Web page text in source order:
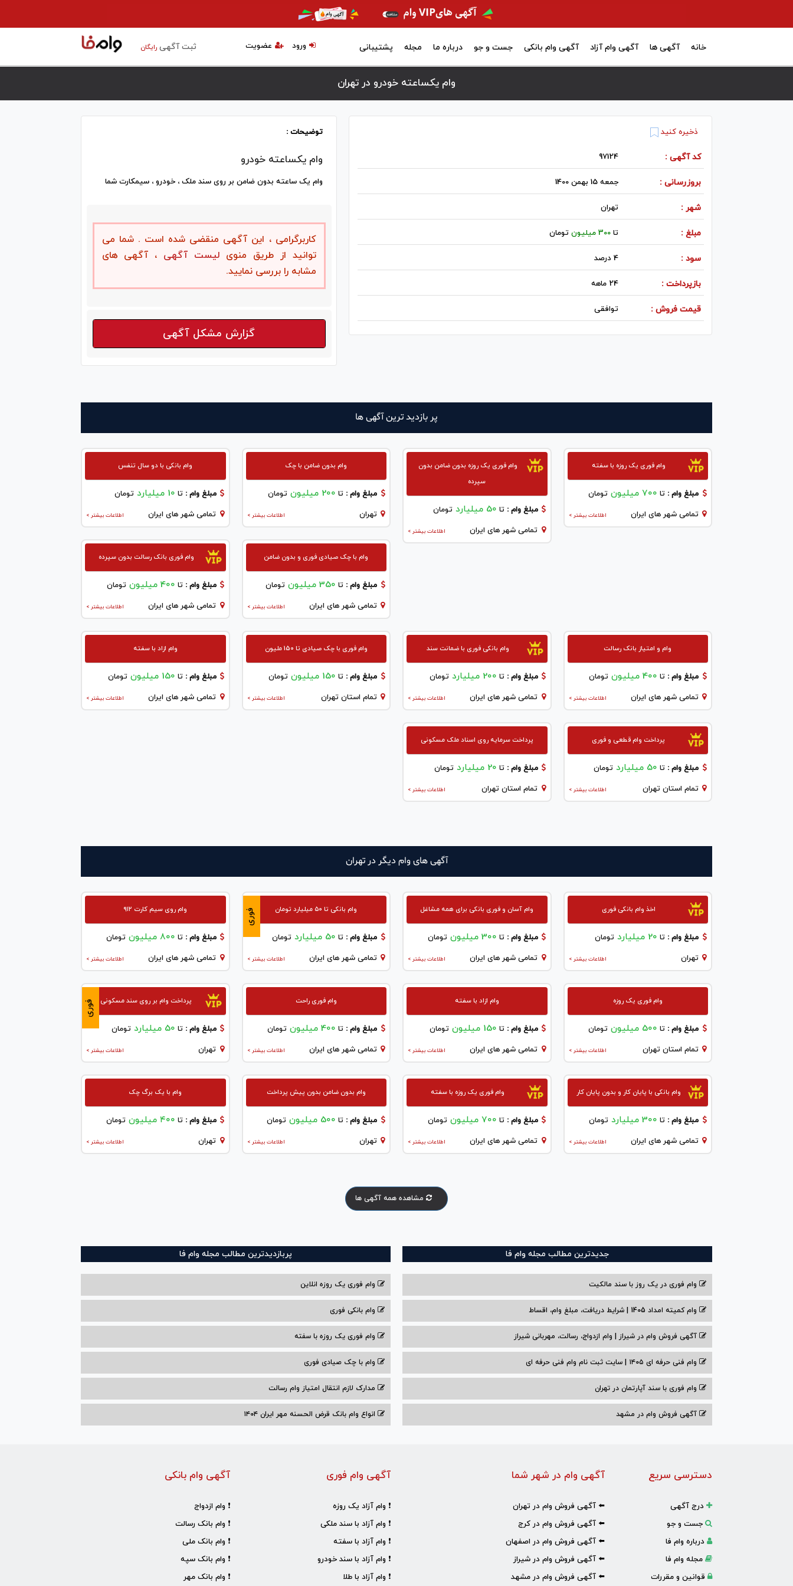
ثبت آگهیرایگان عضویت ورود خانه آگهی ها آگهی وام آزاد آگهی وام بانکی جست و جو درباره ما مجله پشتیبانی
وام یکساعته خودرو در تهران
ذخیره کنید
کد آگهی : 97124
بروزرسانی : جمعه 15 بهمن 1400
شهر : تهران
مبلغ : تا300 میلیون تومان
سود : 4 درصد
بازپرداخت : 24 ماهه
قیمت فروش : توافقی
توضیحات :
وام یکساعته خودرو
وام‌ یک ساعته بدون ضامن بر روی سند ملک ، خودرو ، سیمکارت شما
کاربرگرامی ، این آگهی منقضی شده است . شما می
توانید از طریق منوی لیست آگهی ، آگهی های
مشابه را بررسی نمایید.
گزارش مشکل آگهی
پر بازدید ترین آگهی ها
وام فوری یک روزه با سفته
مبلغ وام : تا 700 میلیون تومان
اطلاعات بیشتر > تمامی شهر های ایران
وام فوری یک روزه بدون ضامن بدون
سپرده
مبلغ وام :تا 50 میلیارد تومان
اطلاعات بیشتر > تمامی شهر های ایران
وام بدون ضامن با چک
مبلغ وام : تا 200 میلیون تومان
اطلاعات بیشتر > تهران
وام بانکی با دو سال تنفس
مبلغ وام :تا 10 میلیارد تومان
اطلاعات بیشتر > تمامی شهر های ایران
وام با چک صیادی فوری و بدون ضامن
مبلغ وام : تا 350 میلیون تومان
اطلاعات بیشتر > تمامی شهر های ایران
وام فوری بانک رسالت بدون سپرده
مبلغ وام :تا 400 میلیون تومان
اطلاعات بیشتر > تمامی شهر های ایران
وام و امتیاز بانک رسالت
مبلغ وام : تا 400 میلیون تومان
اطلاعات بیشتر > تمامی شهر های ایران
وام بانکی فوری با ضمانت سند
مبلغ وام :تا 200 میلیارد تومان
اطلاعات بیشتر > تمامی شهر های ایران
وام فوری با چک صیادی تا 150 ملیون
مبلغ وام : تا 150 میلیون تومان
اطلاعات بیشتر > تمام استان تهران
وام ازاد با سفته
مبلغ وام :تا 150 میلیون تومان
اطلاعات بیشتر > تمامی شهر های ایران
پرداخت وام قطعی و فوری
مبلغ وام : تا 50 میلیارد تومان
اطلاعات بیشتر > تمام استان تهران
پرداخت سرمایه روی اسناد ملک مسکونی
مبلغ وام :تا 20 میلیارد تومان
اطلاعات بیشتر > تمام استان تهران
آگهی های وام دیگر در تهران
اخذ وام بانکی فوری
مبلغ وام : تا 20 میلیارد تومان
اطلاعات بیشتر > تهران
وام آسان و فوری بانکی برای همه مشاغل
مبلغ وام :تا 300 میلیون تومان
اطلاعات بیشتر > تمامی شهر های ایران
فوری وام بانکی تا ۵۰ میلیارد تومان
مبلغ وام : تا 50 میلیارد تومان
اطلاعات بیشتر > تمامی شهر های ایران
وام روی سیم کارت ۹۱۲
مبلغ وام :تا 800 میلیون تومان
اطلاعات بیشتر > تمامی شهر های ایران
وام فوری یک روزه
مبلغ وام : تا 500 میلیون تومان
اطلاعات بیشتر > تمام استان تهران
وام ازاد با سفته
مبلغ وام :تا 150 میلیون تومان
اطلاعات بیشتر > تمامی شهر های ایران
وام فوری راحت
مبلغ وام : تا 400 میلیون تومان
اطلاعات بیشتر > تمامی شهر های ایران
فوری پرداخت وام بر روی سند مسکونی
مبلغ وام :تا 50 میلیارد تومان
اطلاعات بیشتر > تهران
وام بانکی با پایان کار و بدون پایان کار
مبلغ وام : تا 300 میلیارد تومان
اطلاعات بیشتر > تمامی شهر های ایران
وام فوری یک روزه با سفته
مبلغ وام :تا 700 میلیون تومان
اطلاعات بیشتر > تمامی شهر های ایران
وام بدون ضامن بدون پیش پرداخت
مبلغ وام : تا 500 میلیون تومان
اطلاعات بیشتر > تهران
وام با یک برگ چک
مبلغ وام :تا ۴۰۰ میلیون تومان
اطلاعات بیشتر > تهران
مشاهده همه آگهی ها
جدیدترین مطالب مجله وام فا
وام فوری در یک روز با سند مالکیت
وام کمیته امداد 1405 | شرایط دریافت، مبلغ وام، اقساط
آگهی فروش وام در شیراز | وام ازدواج، رسالت، مهربانی شیراز
وام فنی حرفه ای ۱۴۰۵ | سایت ثبت نام وام فنی حرفه ای
وام فوری با سند آپارتمان در تهران
آگهی فروش وام در مشهد
پربازدیدترین مطالب مجله وام فا
وام فوری یک روزه انلاین
وام بانکی فوری
وام فوری یک روزه با سفته
وام با‌ چک صیادی‌ فوری
مدارک لازم انتقال امتیاز وام رسالت
انواع وام بانک قرض الحسنه مهر ایران ۱۴۰۴
آگهی وام بانکی
❗ وام ازدواج
❗ وام بانک رسالت
❗ وام بانک ملی
❗ وام بانک سپه
❗ وام بانک مهر
آگهی وام فوری
❗ وام آزاد یک روزه
❗ وام آزاد با سند ملکی
❗ وام آزاد با سفته
❗ وام آزاد با سند خودرو
❗ وام آزاد با طلا
آگهی وام در شهر شما
⬅️ آگهی فروش وام در تهران
⬅️ آگهی فروش وام در کرج
⬅️ آگهی فروش وام در اصفهان
⬅️ آگهی فروش وام در شیراز
⬅️ آگهی فروش وام در مشهد
دسترسی سریع
درج آگهی
جست و جو
درباره وام فا
مجله وام فا
قوانین و مقررات